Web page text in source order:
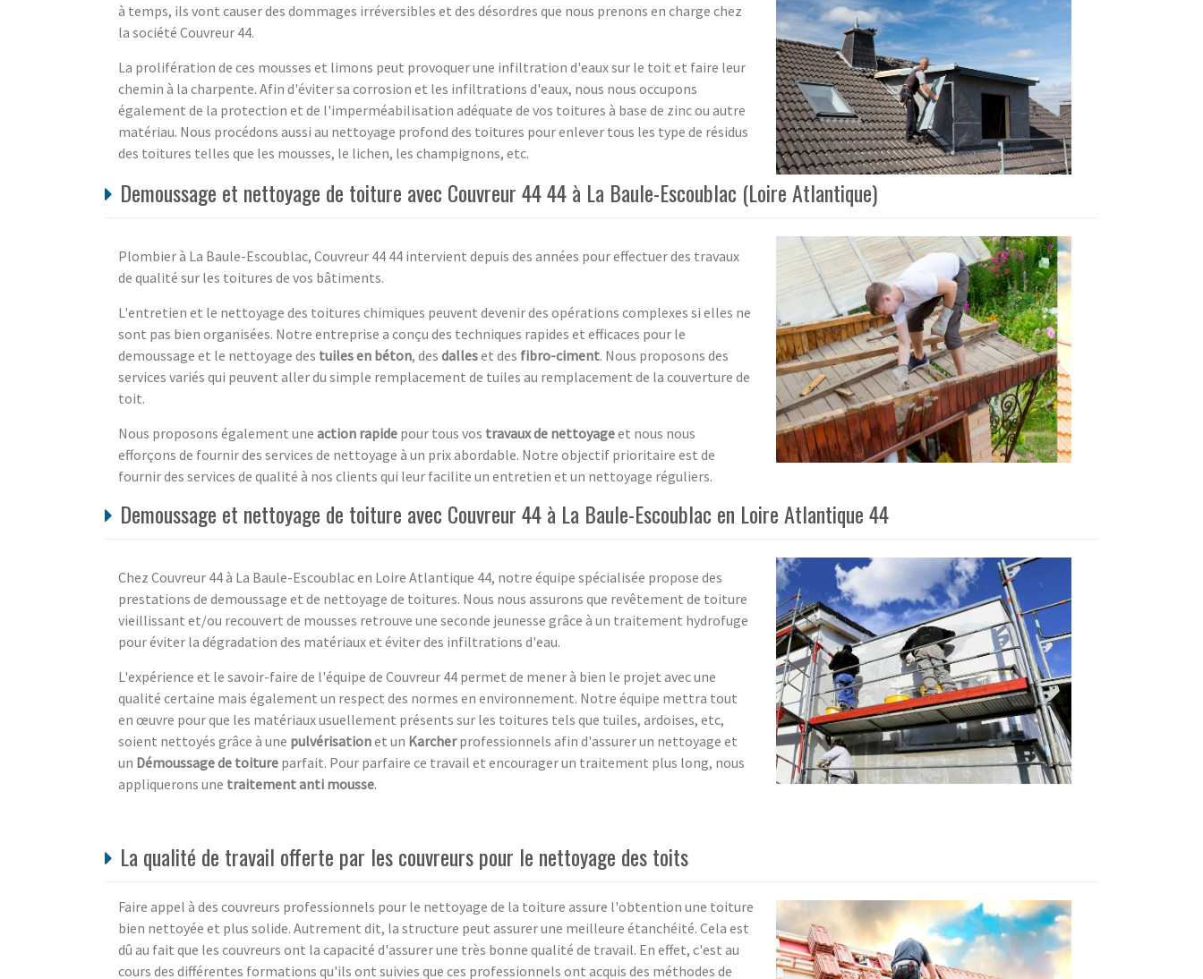
à temps, ils vont causer des dommages irréversibles et des désordres que nous prenons en charge chez
la société Couvreur 44.
La prolifération de ces mousses et limons peut provoquer une infiltration d'eaux sur le toit et faire leur
chemin à la charpente. Afin d'éviter sa corrosion et les infiltrations d'eaux, nous nous occupons
également de la protection et de l'imperméabilisation adéquate de vos toitures à base de zinc ou autre
matériau. Nous procédons aussi au nettoyage profond des toitures pour enlever tous les type de résidus
des toitures telles que les mousses, le lichen, les champignons, etc.
Demoussage et nettoyage de toiture avec Couvreur 44 44 à La Baule-Escoublac (Loire Atlantique)
Plombier à La Baule-Escoublac, Couvreur 44 44 intervient depuis des années pour effectuer des travaux
de qualité sur les toitures de vos bâtiments.
L'entretien et le nettoyage des toitures chimiques peuvent devenir des opérations complexes si elles ne
sont pas bien organisées. Notre entreprise a conçu des techniques rapides et efficaces pour le
demoussage et le nettoyage des tuiles en béton, des dalleset des fibro-ciment. Nous proposons des
services variés qui peuvent aller du simple remplacement de tuiles au remplacement de la couverture de
toit.
Nous proposons également une action rapide pour tous vos travaux de nettoyageet nous nous
efforçons de fournir des services de nettoyage à un prix abordable. Notre objectif prioritaire est de
fournir des services de qualité à nos clients qui leur facilite un entretien et un nettoyage réguliers.
Demoussage et nettoyage de toiture avec Couvreur 44 à La Baule-Escoublac en Loire Atlantique 44
Chez Couvreur 44 à La Baule-Escoublac en Loire Atlantique 44, notre équipe spécialisée propose des
prestations de demoussage et de nettoyage de toitures. Nous nous assurons que revêtement de toiture
vieillissant et/ou recouvert de mousses retrouve une seconde jeunesse grâce à un traitement hydrofuge
pour éviter la dégradation des matériaux et éviter des infiltrations d'eau.
L'expérience et le savoir-faire de l'équipe de Couvreur 44 permet de mener à bien le projet avec une
qualité certaine mais également un respect des normes en environnement. Notre équipe mettra tout
en œuvre pour que les matériaux usuellement présents sur les toitures tels que tuiles, ardoises, etc,
soient nettoyés grâce à une pulvérisationet un Karcherprofessionnels afin d'assurer un nettoyage et
un Démoussage de toiture parfait. Pour parfaire ce travail et encourager un traitement plus long, nous
appliquerons une traitement anti mousse.
La qualité de travail offerte par les couvreurs pour le nettoyage des toits
Faire appel à des couvreurs professionnels pour le nettoyage de la toiture assure l'obtention une toiture
bien nettoyée et plus solide. Autrement dit, la structure peut assurer une meilleure étanchéité. Cela est
dû au fait que les couvreurs ont la capacité d'assurer une très bonne qualité de travail. En effet, c'est au
cours des différentes formations qu'ils ont suivies que ces professionnels ont acquis des méthodes de